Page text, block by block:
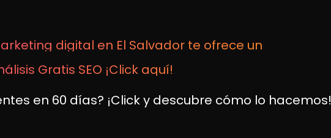
digital en El Salvador te ofrece un
Gratis SEO ¡Click aquí!
en 60 días? ¡Click y descubre cómo lo hacemos!